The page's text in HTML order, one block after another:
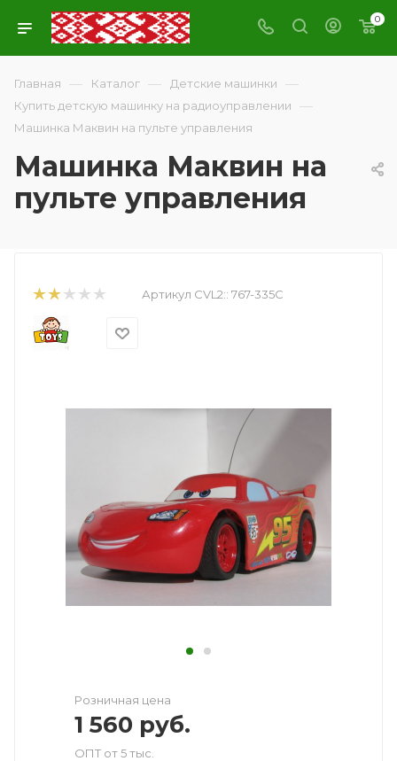
0
Главная — Каталог — Детские машинки —
Купить детскую машинку на радиоуправлении —
Машинка Маквин на пульте управления
Машинка Маквин на
пульте управления
Артикул CVL2:: 767-335С
Розничная цена
1 560 руб.
ОПТ от 5 тыс.